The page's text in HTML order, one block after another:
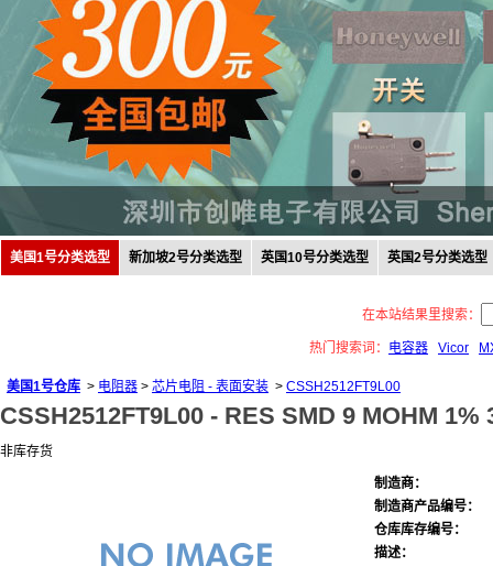
美国1号分类选型 新加坡2号分类选型 英国10号分类选型 英国2号分类选型
在本站结果里搜索：
热门搜索词： 电容器 Vicor
美国1号仓库 > 电阻器 > 芯片电阻 - 表面安装 > CSSH2512FT9L00
CSSH2512FT9L00 - RES SMD 9 MOHM 1%
非库存货
制造商：
制造商产品编号：
仓库库存编号：
描述：